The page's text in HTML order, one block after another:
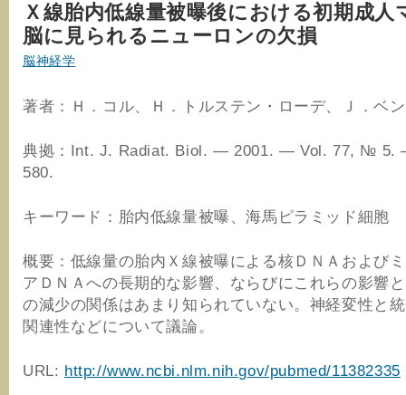
Ｘ線胎内低線量被曝後における初期成人
脳に見られるニューロンの欠損
脳神経学
著者：Ｈ．コル、Ｈ．トルステン・ローデ、Ｊ．ベ
典拠：Int. J. Radiat. Biol. — 2001. — Vol. 77, № 5.
580.
キーワード：胎内低線量被曝、海馬ピラミッド細胞
概要：低線量の胎内Ｘ線被曝による核ＤＮＡおよび
アＤＮＡへの長期的な影響、ならびにこれらの影響
の減少の関係はあまり知られていない。神経変性と
関連性などについて議論。
URL: http://www.ncbi.nlm.nih.gov/pubmed/11382335